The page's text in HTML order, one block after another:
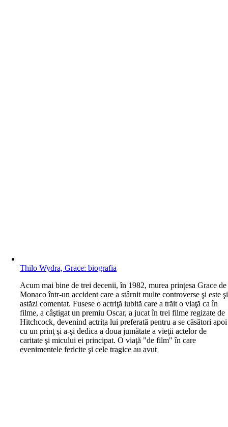
Thilo Wydra, Grace: biografia
Acum mai bine de trei decenii, în 1982, murea prinţesa Grace de
Monaco într-un accident care a stârnit multe controverse şi este şi
astăzi comentat. Fusese o actriţă iubită care a trăit o viaţă ca în
filme, a câştigat un premiu Oscar, a jucat în trei filme regizate de
Hitchcock, devenind actriţa lui preferată pentru a se căsători apoi
cu un prinţ şi a-şi dedica a doua jumătate a vieţii actelor de
caritate şi micului ei principat. O viaţă "de film" în care
evenimentele fericite şi cele tragice au avut